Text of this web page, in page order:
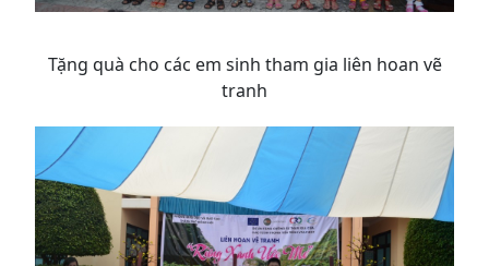
Tặng quà cho các em sinh tham gia liên hoan vẽ
tranh